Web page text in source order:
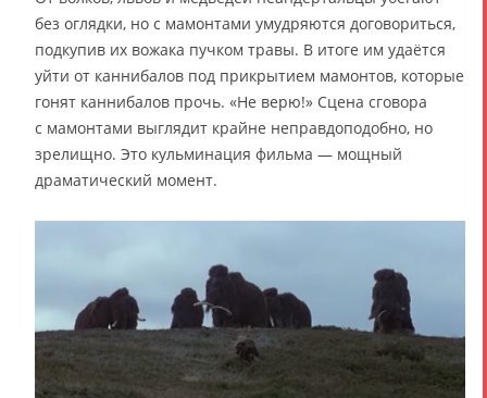
без оглядки, но с мамонтами умудряются договориться,
подкупив их вожака пучком травы. В итоге им удаётся
уйти от каннибалов под прикрытием мамонтов, которые
гонят каннибалов прочь. «Не верю!» Сцена сговора
с мамонтами выглядит крайне неправдоподобно, но
зрелищно. Это кульминация фильма — мощный
драматический момент.